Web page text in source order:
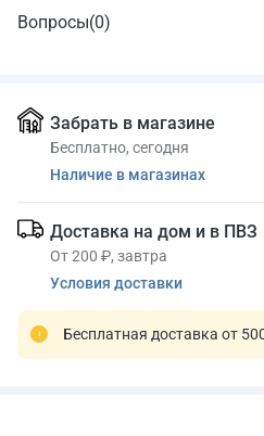
Вопросы(0)
Забрать в магазине
Бесплатно, сегодня
Наличие в магазинах
Доставка на дом и в ПВЗ
От 200 ₽, завтра
Условия доставки
Бесплатная доставка от